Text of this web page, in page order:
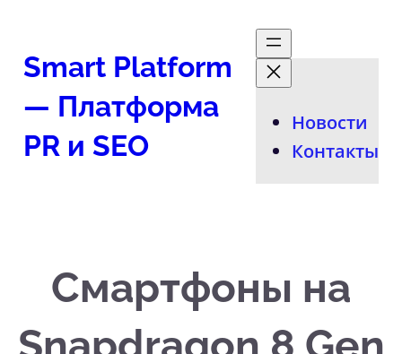
содержимому
Smart Platform
— Платформа
PR и SEO
Новости
Контакты
Смартфоны на